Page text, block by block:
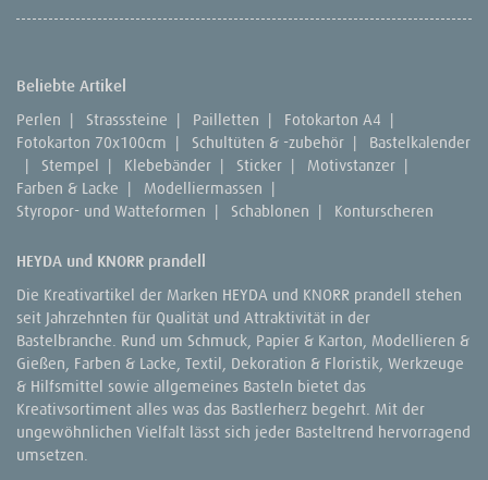
Beliebte Artikel
Perlen | Strasssteine | Pailletten | Fotokarton A4 |
Fotokarton 70x100cm | Schultüten & -zubehör |
Bastelkalender
|
Stempel | Klebebänder | Sticker | Motivstanzer |
Farben & Lacke | Modelliermassen |
Styropor- und Watteformen | Schablonen | Konturscheren
HEYDA und KNORR prandell
Die Kreativartikel der Marken HEYDA und KNORR prandell stehen
seit Jahrzehnten für Qualität und Attraktivität in der
Bastelbranche. Rund um Schmuck, Papier & Karton, Modellieren &
Gießen, Farben & Lacke, Textil, Dekoration & Floristik, Werkzeuge
& Hilfsmittel sowie allgemeines Basteln bietet das
Kreativsortiment alles was das Bastlerherz begehrt. Mit der
ungewöhnlichen Vielfalt lässt sich jeder Basteltrend hervorragend
umsetzen.